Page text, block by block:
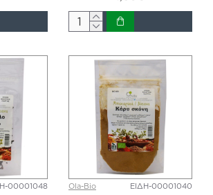
00001048 Ola-Bio ΕΙΔΗ-00001040